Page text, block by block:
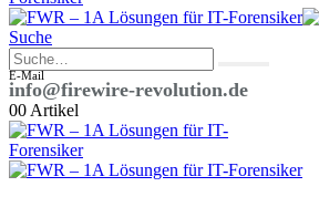
Suche
E-Mail
info@firewire-revolution.de
00 Artikel